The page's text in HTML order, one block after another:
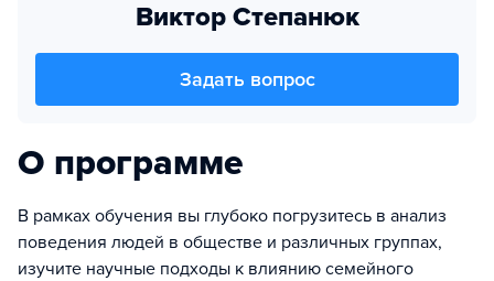
Виктор Степанюк
Задать вопрос
О программе
В рамках обучения вы глубоко погрузитесь в анализ
поведения людей в обществе и различных группах,
изучите научные подходы к влиянию семейного